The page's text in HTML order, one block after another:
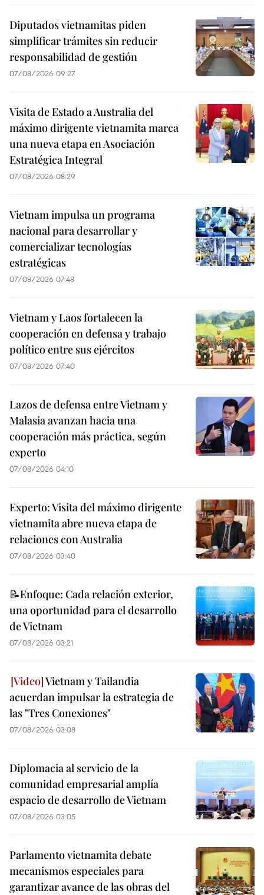
Diputados vietnamitas piden
simplificar trámites sin reducir
responsabilidad de gestión
07/08/2026 09:27
Visita de Estado a Australia del
máximo dirigente vietnamita marca
una nueva etapa en Asociación
Estratégica Integral
07/08/2026 08:29
Vietnam impulsa un programa
nacional para desarrollar y
comercializar tecnologías
estratégicas
07/08/2026 07:48
Vietnam y Laos fortalecen la
cooperación en defensa y trabajo
político entre sus ejércitos
07/08/2026 07:40
Lazos de defensa entre Vietnam y
Malasia avanzan hacia una
cooperación más práctica, según
experto
07/08/2026 04:10
Experto: Visita del máximo dirigente
vietnamita abre nueva etapa de
relaciones con Australia
07/08/2026 03:40
📝Enfoque: Cada relación exterior,
una oportunidad para el desarrollo
de Vietnam
07/08/2026 03:21
Vietnam y Tailandia
acuerdan impulsar la estrategia de
las "Tres Conexiones"
07/08/2026 03:08
Diplomacia al servicio de la
comunidad empresarial amplía
espacio de desarrollo de Vietnam
07/08/2026 03:05
Parlamento vietnamita debate
mecanismos especiales para
garantizar avance de las obras del